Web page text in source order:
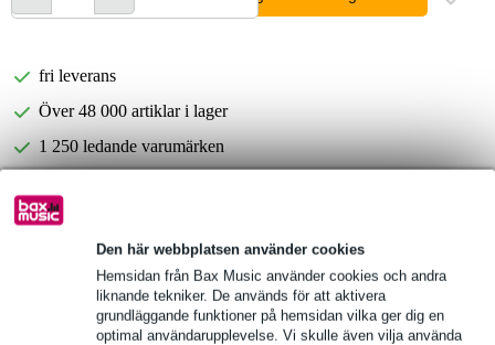
Den här webbplatsen använder cookies
Hemsidan från Bax Music använder cookies och andra
liknande tekniker. De används för att aktivera
grundläggande funktioner på hemsidan vilka ger dig en
optimal användarupplevelse. Vi skulle även vilja använda
fri leverans
Över 48 000 artiklar i lager
1 250 ledande varumärken
64,70 kr engångsbetalning
Produktinformation